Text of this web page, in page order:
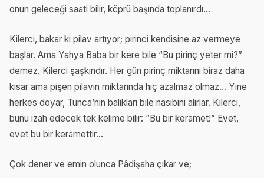
onun geleceği saati bilir, köprü başında toplanırdı...
Kilerci, bakar ki pilav artıyor; pirinci kendisine az vermeye
başlar. Ama Yahya Baba bir kere bile “Bu pirinç yeter mi?”
demez. Kilerci şaşkındır. Her gün pirinç miktarını biraz daha
kısar ama pişen pilavın miktarında hiç azalmaz olmaz... Yine
herkes doyar, Tunca’nın balıkları bile nasibini alırlar. Kilerci,
bunu izah edecek tek kelime bilir: “Bu bir keramet!” Evet,
evet bu bir keramettir...
Çok dener ve emin olunca Pâdişaha çıkar ve;